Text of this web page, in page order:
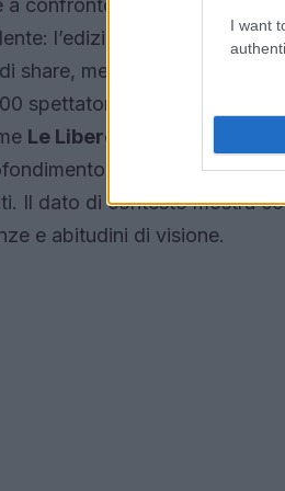
I want
a confronto questi dati con il
l’edizione 2026-2026
share, mentre la versione
spettatori (14,33%). Oggi il
Le Libere donne
che si
che
Il dato di contesto mostra
e abitudini di visione.